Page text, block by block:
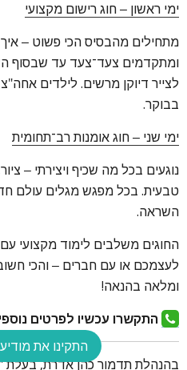
ימי ראשון – חוג רישום מקצועי
מתחילים מהבסיס הכי פשוט – איך
ומתקדמים צעד־צעד עד שבסוף
לצייר דיוקן מרשים. לילדים
בבוקר.
ימי שני – חוג אומנות רב־תחומית
נוגעים בכל מה שכיף ויצירתי –
טבעית. בכל מפגש מגלים עולם
השראה.
החוגים משלבים לימוד מקצועי עם
לעצמכם או עם חברים – והכי
ומלאה בהנאה!
התקשרו עכשיו לפרטים
בהנהלת תדמור כהן אדרת,
התקינו את